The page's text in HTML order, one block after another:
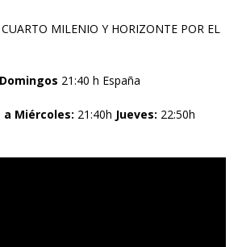
MILENIO Y HORIZONTE POR EL
Domingos 21:40 h España
a Miércoles: 21:40h Jueves: 22:50h